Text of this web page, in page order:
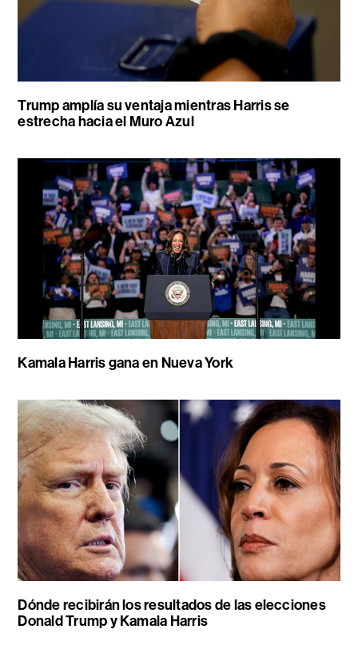
Trump amplía su ventaja mientras Harris se
estrecha hacia el Muro Azul
Kamala Harris gana en Nueva York
Dónde recibirán los resultados de las elecciones
Donald Trump y Kamala Harris